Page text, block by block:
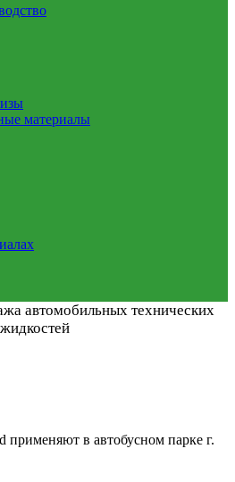
материалы
автомобильных технических
жидкостей
в автобусном парке г.